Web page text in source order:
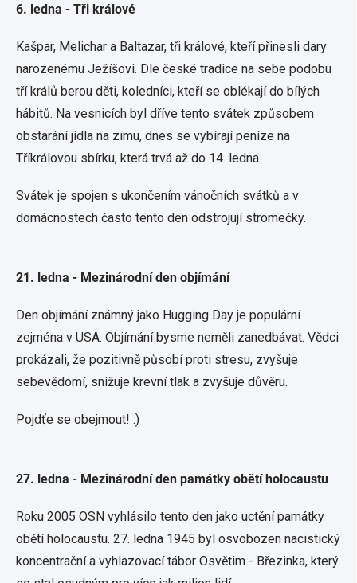
6. ledna - Tři králové
Kašpar, Melichar a Baltazar, tři králové, kteří přinesli dary
narozenému Ježíšovi. Dle české tradice na sebe podobu
tří králů berou děti, koledníci, kteří se oblékají do bílých
hábitů. Na vesnicích byl dříve tento svátek způsobem
obstarání jídla na zimu, dnes se vybírají peníze na
Tříkrálovou sbírku, která trvá až do 14. ledna.
Svátek je spojen s ukončením vánočních svátků a v
domácnostech často tento den odstrojují stromečky.
21. ledna - Mezinárodní den objímání
Den objímání známný jako Hugging Day je populární
zejména v USA. Objímání bysme neměli zanedbávat. Vědci
prokázali, že pozitivně působí proti stresu, zvyšuje
sebevědomí, snižuje krevní tlak a zvyšuje důvěru.
Pojdťe se obejmout! :)
27. ledna - Mezinárodní den památky obětí holocaustu
Roku 2005 OSN vyhlásilo tento den jako uctění památky
obětí holocaustu. 27. ledna 1945 byl osvobozen nacistický
koncentrační a vyhlazovací tábor Osvětim - Březinka, který